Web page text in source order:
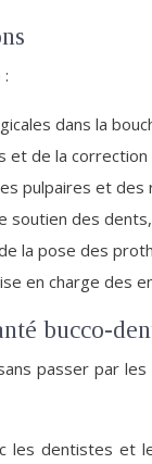
dans la
et de la
pulpaires et
des
la pose des
en charge des
bucco-
passer par
les dentistes